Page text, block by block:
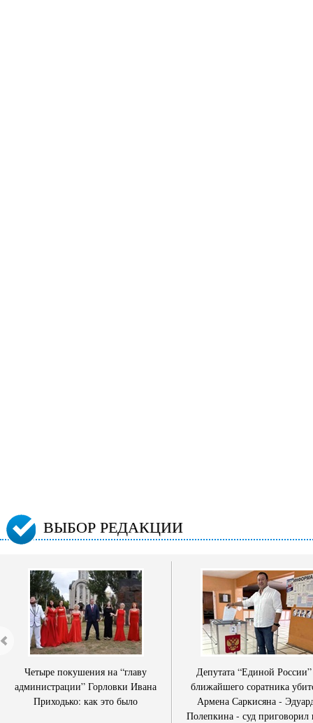
ВЫБОР РЕДАКЦИИ
Четыре покушения на “главу
администрации” Горловки Ивана
Приходько: как это было
Депутата “Единой
ближайшего соратника
Армена Саркисяна -
Полепкина - суд приговорил